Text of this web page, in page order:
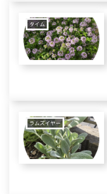
タイム
ラムズイヤー